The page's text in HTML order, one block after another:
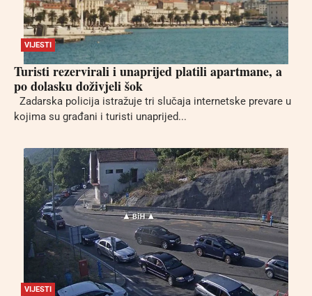
VIJESTI
Turisti rezervirali i unaprijed platili apartmane, a
po dolasku doživjeli šok
Zadarska policija istražuje tri slučaja internetske prevare u
kojima su građani i turisti unaprijed...
VIJESTI